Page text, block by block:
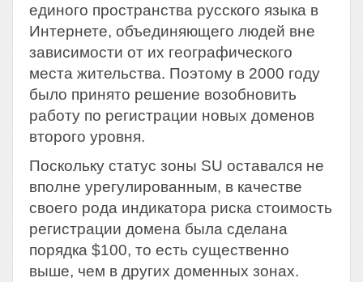
единого пространства русского языка в
Интернете, объединяющего людей вне
зависимости от их географического
места жительства. Поэтому в 2000 году
было принято решение возобновить
работу по регистрации новых доменов
второго уровня.
Поскольку статус зоны SU оставался не
вполне урегулированным, в качестве
своего рода индикатора риска стоимость
регистрации домена была сделана
порядка $100, то есть существенно
выше, чем в других доменных зонах.